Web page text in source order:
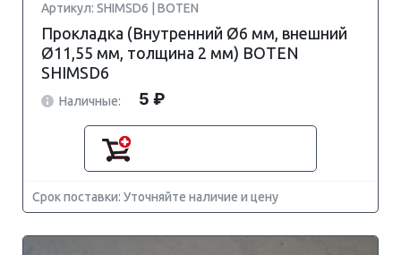
Артикул: SHIMSD6 | BOTEN
Прокладка (Внутренний Ø6 мм, внешний
Ø11,55 мм, толщина 2 мм) BOTEN
SHIMSD6
Наличные: 5 ₽
Срок поставки: Уточняйте наличие и цену